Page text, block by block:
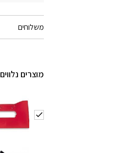
משלוחים
מוצרים נלווים